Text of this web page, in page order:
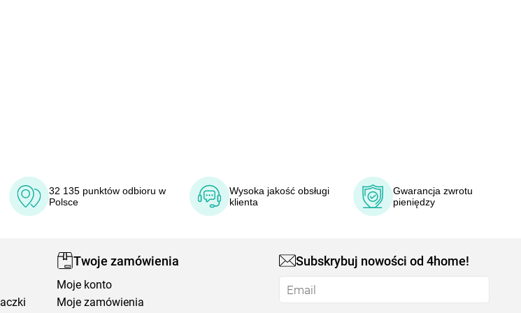
32 135 punktów odbioru w
Polsce
Wysoka jakość obsługi
klienta
Gwarancja zwrotu
pieniędzy
Twoje zamówienia
Moje konto
Moje zamówienia
Subskrybuj nowości od 4home!